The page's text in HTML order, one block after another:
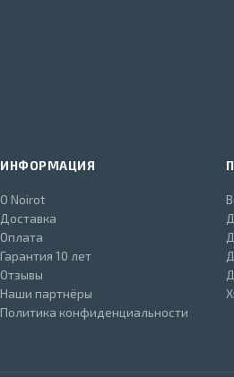
ИНФОРМАЦИЯ
О Noirot
Доставка
Оплата
Гарантия 10 лет
Отзывы
Наши партнёры
Политика конфиденциальности